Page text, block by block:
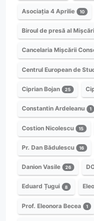
Asociația 4 Aprilie 10
Biroul de presă al
Cancelaria Mișcării
Centrul European de
Ciprian Bojan 25
Constantin Ardeleanu 1
Costion Nicolescu 15
Pr. Dan Bădulescu 16
Danion Vasile 26
Eduard Țugui 8
Prof. Eleonora Becea 1